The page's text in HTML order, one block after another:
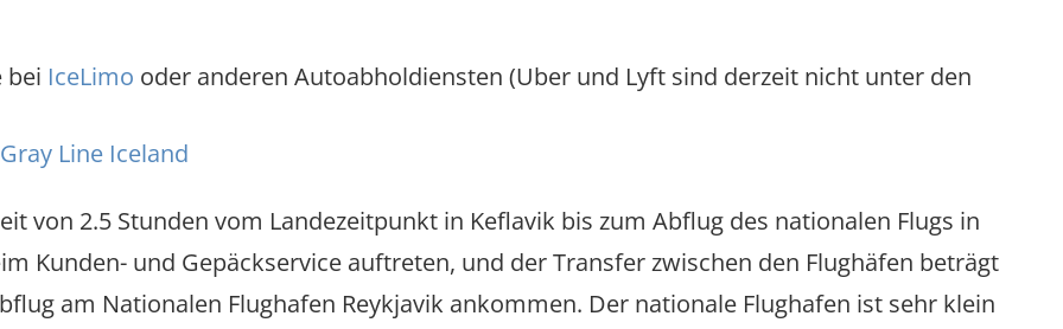
bei IceLimo oder anderen Autoabholdiensten (Uber und Lyft sind derzeit nicht unter den
Gray Line Iceland
von 2.5 Stunden vom Landezeitpunkt in Keflavik bis zum Abflug des nationalen Flugs in
Kunden- und Gepäckservice auftreten, und der Transfer zwischen den Flughäfen beträgt
am Nationalen Flughafen Reykjavik ankommen. Der nationale Flughafen ist sehr klein